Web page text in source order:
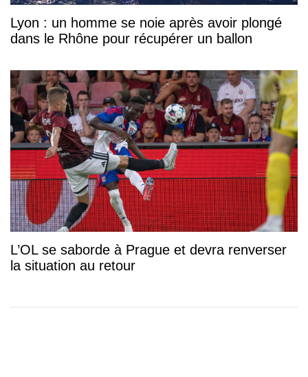
Lyon : un homme se noie après avoir plongé
dans le Rhône pour récupérer un ballon
L’OL se saborde à Prague et devra renverser
la situation au retour